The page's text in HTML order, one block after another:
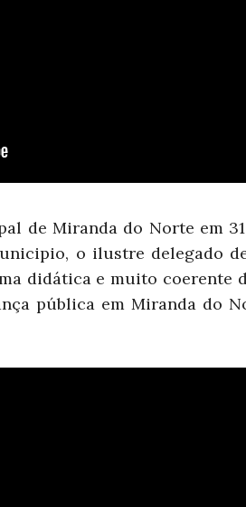
de Miranda do Norte em
o ilustre delegado
didática e muito coerente
pública em Miranda do